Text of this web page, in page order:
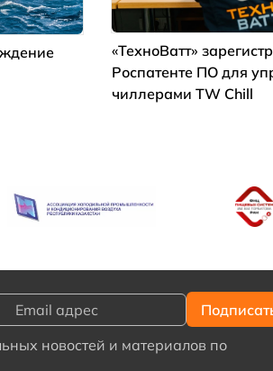
«ТехноВатт»
Роспатенте ПО для
чиллерами TW Chill
новостей и материалов по